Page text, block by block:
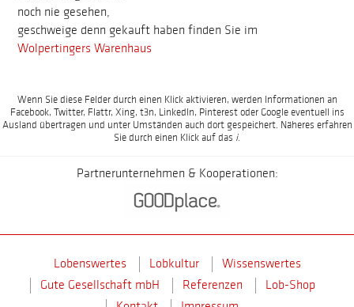
noch nie gesehen,
geschweige denn gekauft haben finden Sie im
Wolpertingers Warenhaus
Wenn Sie diese Felder durch einen Klick aktivieren, werden Informationen an
Facebook, Twitter, Flattr, Xing, t3n, LinkedIn, Pinterest oder Google eventuell ins
Ausland übertragen und unter Umständen auch dort gespeichert. Näheres erfahren
Sie durch einen Klick auf das i.
Partnerunternehmen & Kooperationen:
Lobenswertes Lobkultur
Wissenswertes
Gute Gesellschaft mbH
Referenzen
Lob-Shop